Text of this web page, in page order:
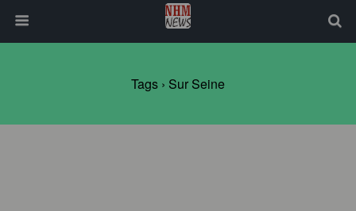
Tags › Sur Seine